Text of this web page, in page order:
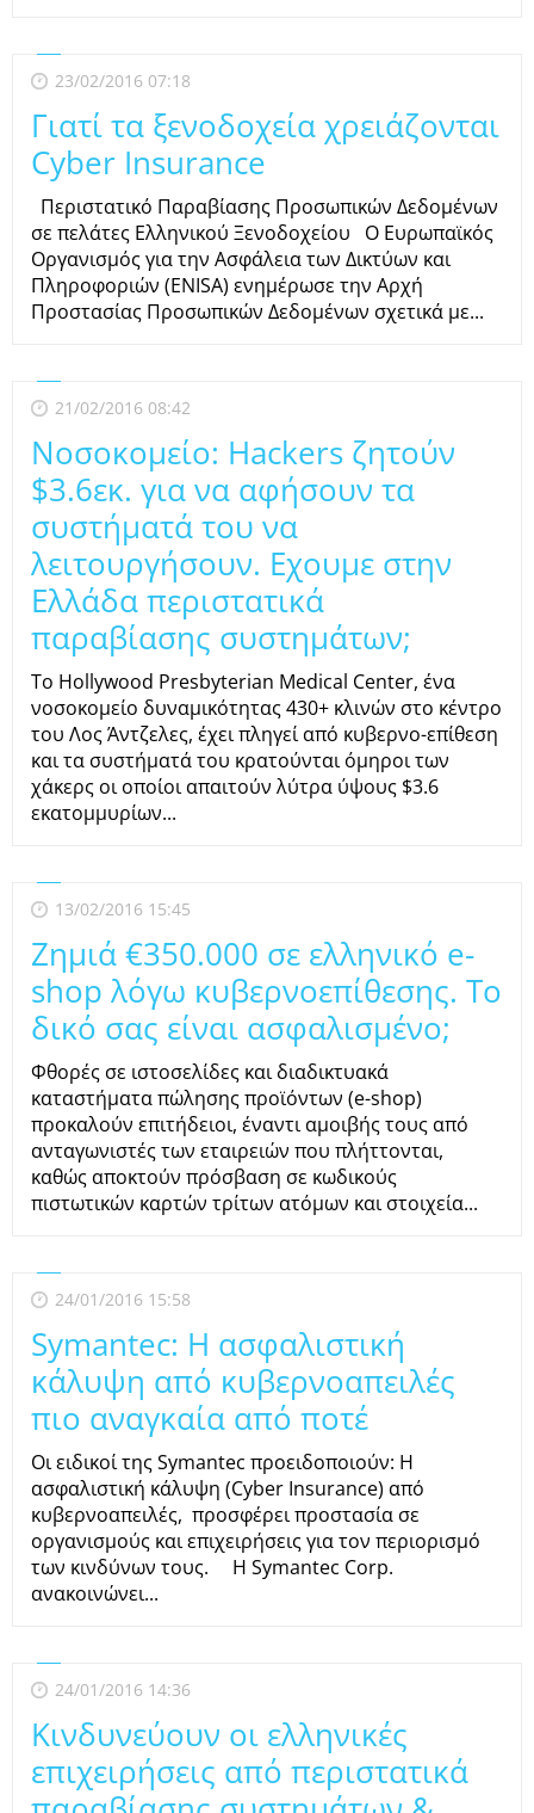
23/02/2016 07:18
Γιατί τα ξενοδοχεία χρειάζονται
Cyber Insurance
Περιστατικό Παραβίασης Προσωπικών Δεδομένων
σε πελάτες Ελληνικού Ξενοδοχείου Ο Ευρωπαϊκός
Οργανισμός για την Ασφάλεια των Δικτύων και
Πληροφοριών (ENISA) ενημέρωσε την Αρχή
Προστασίας Προσωπικών Δεδομένων σχετικά με...
21/02/2016 08:42
Νοσοκομείο: Hackers ζητούν
$3.6εκ. για να αφήσουν τα
συστήματά του να
λειτουργήσουν. Εχουμε στην
Ελλάδα περιστατικά
παραβίασης συστημάτων;
Το Hollywood Presbyterian Medical Center, ένα
νοσοκομείο δυναμικότητας 430+ κλινών στο κέντρο
του Λος Άντζελες, έχει πληγεί από κυβερνο-επίθεση
και τα συστήματά του κρατούνται όμηροι των
χάκερς οι οποίοι απαιτούν λύτρα ύψους $3.6
εκατομμυρίων...
13/02/2016 15:45
Ζημιά €350.000 σε ελληνικό e-
shop λόγω κυβερνοεπίθεσης. To
δικό σας είναι ασφαλισμένο;
Φθορές σε ιστοσελίδες και διαδικτυακά
καταστήματα πώλησης προϊόντων (e-shop)
προκαλούν επιτήδειοι, έναντι αμοιβής τους από
ανταγωνιστές των εταιρειών που πλήττονται,
καθώς αποκτούν πρόσβαση σε κωδικούς
πιστωτικών καρτών τρίτων ατόμων και στοιχεία...
24/01/2016 15:58
Symantec: H ασφαλιστική
κάλυψη από κυβερνοαπειλές
πιο αναγκαία από ποτέ
Οι ειδικοί της Symantec προειδοποιούν: Η
ασφαλιστική κάλυψη (Cyber Insurance) από
κυβερνοαπειλές, προσφέρει προστασία σε
οργανισμούς και επιχειρήσεις για τον περιορισμό
των κινδύνων τους. H Symantec Corp.
ανακοινώνει...
24/01/2016 14:36
Κινδυνεύουν οι ελληνικές
επιχειρήσεις από περιστατικά